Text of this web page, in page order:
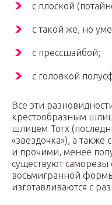
с плоской
с такой же, но
с прессшайбой;
с головкой
Все эти
крестообразным
шлицем Torx
«звездочка»), а
и прочими, менее
существуют саморезы
восьмигранной
изготавливаются с